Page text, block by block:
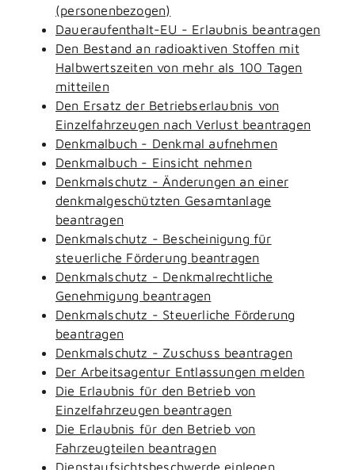
(personenbezogen)
Daueraufenthalt-EU - Erlaubnis beantragen
Den Bestand an radioaktiven Stoffen mit
Halbwertszeiten von mehr als 100 Tagen
mitteilen
Den Ersatz der Betriebserlaubnis von
Einzelfahrzeugen nach Verlust beantragen
Denkmalbuch - Denkmal aufnehmen
Denkmalbuch - Einsicht nehmen
Denkmalschutz - Änderungen an einer
denkmalgeschützten Gesamtanlage
beantragen
Denkmalschutz - Bescheinigung für
steuerliche Förderung beantragen
Denkmalschutz - Denkmalrechtliche
Genehmigung beantragen
Denkmalschutz - Steuerliche Förderung
beantragen
Denkmalschutz - Zuschuss beantragen
Der Arbeitsagentur Entlassungen melden
Die Erlaubnis für den Betrieb von
Einzelfahrzeugen beantragen
Die Erlaubnis für den Betrieb von
Fahrzeugteilen beantragen
Dienstaufsichtsbeschwerde einlegen